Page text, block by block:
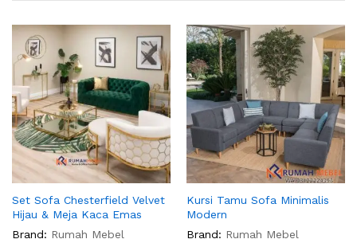
Set Sofa Chesterfield Velvet
Hijau & Meja Kaca Emas
Brand: Rumah Mebel
Kursi Tamu Sofa Minimalis
Modern
Brand: Rumah Mebel